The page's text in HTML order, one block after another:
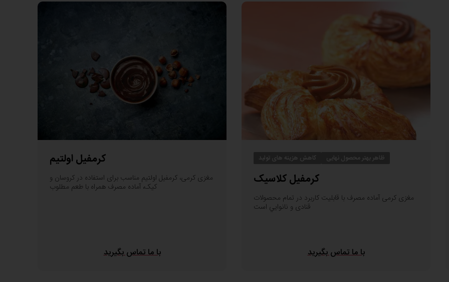
کرمفیل اولتیم
مغزی کرمی، کرمفیل اولتیم مناسب برای استفاده در کروسان و
کیک، آماده مصرف همراه با طعم مطلوب
با ما تماس بگیرید
کاهش هزینه های تولید ظاهر بهتر محصول نهایی
کرمفیل کلاسیک
مغزی کرمی آماده مصرف با قابليت کاربرد در تمام محصولات
قنادی و نانوايي است
با ما تماس بگیرید